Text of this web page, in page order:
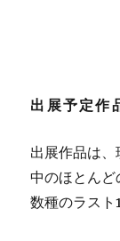
出展予定作
出展作品は、
中のほとんど
数種のラスト